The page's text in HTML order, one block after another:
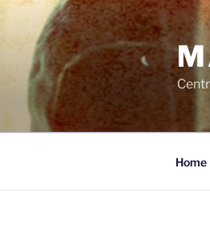
Pular
conteúdo
Home